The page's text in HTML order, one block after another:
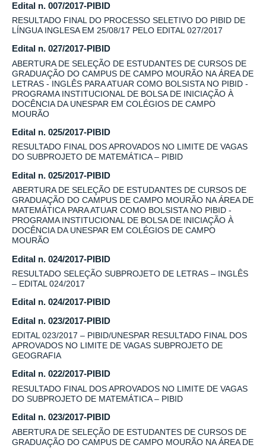
Edital n. 007/2017-PIBID
RESULTADO FINAL DO PROCESSO SELETIVO DO PIBID DE
LÍNGUA INGLESA EM 25/08/17 PELO EDITAL 027/2017
Edital n. 027/2017-PIBID
ABERTURA DE SELEÇÃO DE ESTUDANTES DE CURSOS DE
GRADUAÇÃO DO CAMPUS DE CAMPO MOURÃO NA ÁREA DE
LETRAS - INGLÊS PARA ATUAR COMO BOLSISTA NO PIBID -
PROGRAMA INSTITUCIONAL DE BOLSA DE INICIAÇÃO À
DOCÊNCIA DA UNESPAR EM COLÉGIOS DE CAMPO
MOURÃO
Edital n. 025/2017-PIBID
RESULTADO FINAL DOS APROVADOS NO LIMITE DE VAGAS
DO SUBPROJETO DE MATEMÁTICA – PIBID
Edital n. 025/2017-PIBID
ABERTURA DE SELEÇÃO DE ESTUDANTES DE CURSOS DE
GRADUAÇÃO DO CAMPUS DE CAMPO MOURÃO NA ÁREA DE
MATEMÁTICA PARA ATUAR COMO BOLSISTA NO PIBID -
PROGRAMA INSTITUCIONAL DE BOLSA DE INICIAÇÃO À
DOCÊNCIA DA UNESPAR EM COLÉGIOS DE CAMPO
MOURÃO
Edital n. 024/2017-PIBID
RESULTADO SELEÇÃO SUBPROJETO DE LETRAS – INGLÊS
– EDITAL 024/2017
Edital n. 024/2017-PIBID
Edital n. 023/2017-PIBID
EDITAL 023/2017 – PIBID/UNESPAR RESULTADO FINAL DOS
APROVADOS NO LIMITE DE VAGAS SUBPROJETO DE
GEOGRAFIA
Edital n. 022/2017-PIBID
RESULTADO FINAL DOS APROVADOS NO LIMITE DE VAGAS
DO SUBPROJETO DE MATEMÁTICA – PIBID
Edital n. 023/2017-PIBID
ABERTURA DE SELEÇÃO DE ESTUDANTES DE CURSOS DE
GRADUAÇÃO DO CAMPUS DE CAMPO MOURÃO NA ÁREA DE